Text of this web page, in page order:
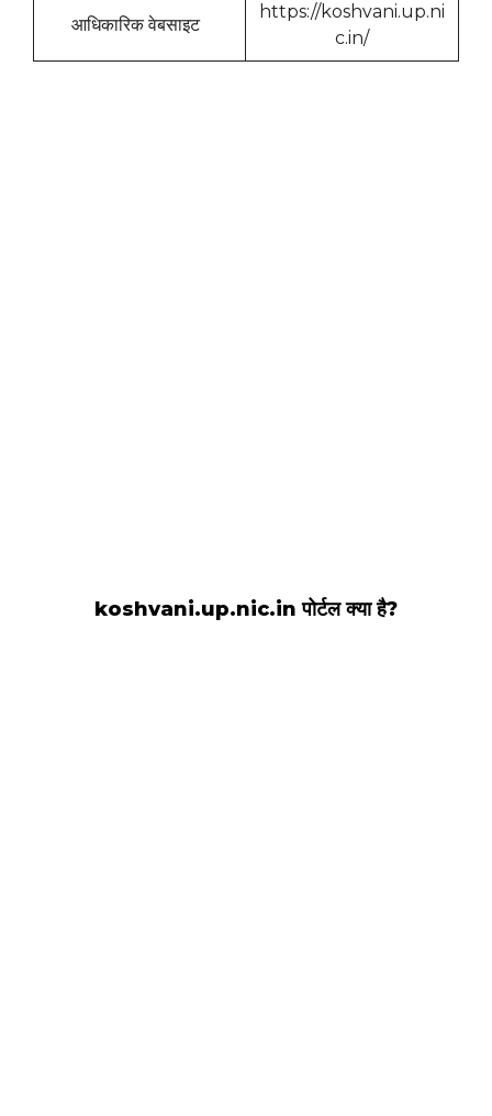
आधिकारिक वेबसाइट
https://koshvani.up.ni
c.in/
koshvani.up.nic.in पोर्टल क्या है?